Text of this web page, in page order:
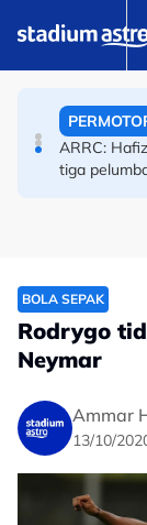
akar umbi
ARRC:
tiga
Angkat
BOLA SEPAK
Rodrygo
Neymar
Ammar
13/10/